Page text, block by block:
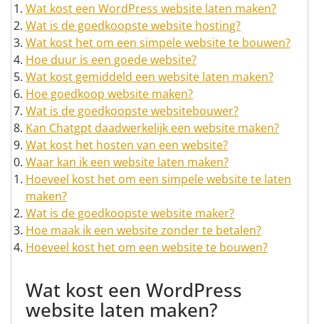
Wat kost een WordPress website laten maken?
Wat is de goedkoopste website hosting?
Wat kost het om een simpele website te bouwen?
Hoe duur is een goede website?
Wat kost gemiddeld een website laten maken?
Hoe goedkoop website maken?
Wat is de goedkoopste websitebouwer?
Kan Chatgpt daadwerkelijk een website maken?
Wat kost het hosten van een website?
Waar kan ik een website laten maken?
Hoeveel kost het om een simpele website te laten
maken?
Wat is de goedkoopste website maker?
Hoe maak ik een website zonder te betalen?
Hoeveel kost het om een website te bouwen?
Wat kost een WordPress
website laten maken?